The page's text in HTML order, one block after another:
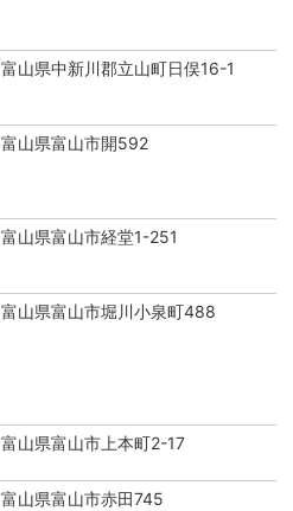
富山県中新川郡立山町日俣16-1
富山県富山市開592
富山県富山市経堂1-251
富山県富山市堀川小泉町488
富山県富山市上本町2-17
富山県富山市赤田745